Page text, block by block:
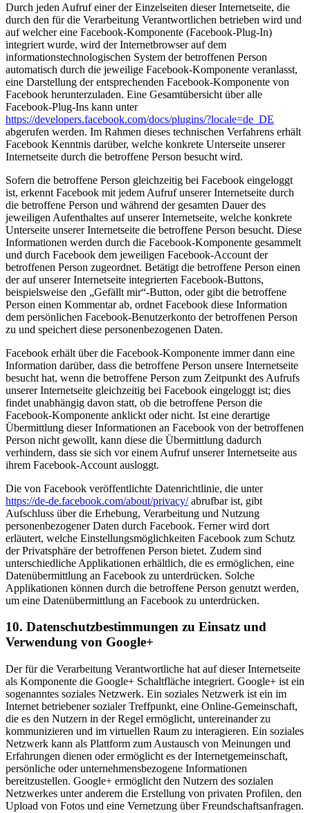
Durch jeden Aufruf einer der Einzelseiten dieser Internetseite, die
durch den für die Verarbeitung Verantwortlichen betrieben wird und
auf welcher eine Facebook-Komponente (Facebook-Plug-In)
integriert wurde, wird der Internetbrowser auf dem
informationstechnologischen System der betroffenen Person
automatisch durch die jeweilige Facebook-Komponente veranlasst,
eine Darstellung der entsprechenden Facebook-Komponente von
Facebook herunterzuladen. Eine Gesamtübersicht über alle
Facebook-Plug-Ins kann unter
https://developers.facebook.com/docs/plugins/?locale=de_DE
abgerufen werden. Im Rahmen dieses technischen Verfahrens erhält
Facebook Kenntnis darüber, welche konkrete Unterseite unserer
Internetseite durch die betroffene Person besucht wird.
Sofern die betroffene Person gleichzeitig bei Facebook eingeloggt
ist, erkennt Facebook mit jedem Aufruf unserer Internetseite durch
die betroffene Person und während der gesamten Dauer des
jeweiligen Aufenthaltes auf unserer Internetseite, welche konkrete
Unterseite unserer Internetseite die betroffene Person besucht. Diese
Informationen werden durch die Facebook-Komponente gesammelt
und durch Facebook dem jeweiligen Facebook-Account der
betroffenen Person zugeordnet. Betätigt die betroffene Person einen
der auf unserer Internetseite integrierten Facebook-Buttons,
beispielsweise den „Gefällt mir“-Button, oder gibt die betroffene
Person einen Kommentar ab, ordnet Facebook diese Information
dem persönlichen Facebook-Benutzerkonto der betroffenen Person
zu und speichert diese personenbezogenen Daten.
Facebook erhält über die Facebook-Komponente immer dann eine
Information darüber, dass die betroffene Person unsere Internetseite
besucht hat, wenn die betroffene Person zum Zeitpunkt des Aufrufs
unserer Internetseite gleichzeitig bei Facebook eingeloggt ist; dies
findet unabhängig davon statt, ob die betroffene Person die
Facebook-Komponente anklickt oder nicht. Ist eine derartige
Übermittlung dieser Informationen an Facebook von der betroffenen
Person nicht gewollt, kann diese die Übermittlung dadurch
verhindern, dass sie sich vor einem Aufruf unserer Internetseite aus
ihrem Facebook-Account ausloggt.
Die von Facebook veröffentlichte Datenrichtlinie, die unter
https://de-de.facebook.com/about/privacy/abrufbar ist, gibt
Aufschluss über die Erhebung, Verarbeitung und Nutzung
personenbezogener Daten durch Facebook. Ferner wird dort
erläutert, welche Einstellungsmöglichkeiten Facebook zum Schutz
der Privatsphäre der betroffenen Person bietet. Zudem sind
unterschiedliche Applikationen erhältlich, die es ermöglichen, eine
Datenübermittlung an Facebook zu unterdrücken. Solche
Applikationen können durch die betroffene Person genutzt werden,
um eine Datenübermittlung an Facebook zu unterdrücken.
10. Datenschutzbestimmungen zu Einsatz und
Verwendung von Google+
Der für die Verarbeitung Verantwortliche hat auf dieser Internetseite
als Komponente die Google+ Schaltfläche integriert. Google+ ist ein
sogenanntes soziales Netzwerk. Ein soziales Netzwerk ist ein im
Internet betriebener sozialer Treffpunkt, eine Online-Gemeinschaft,
die es den Nutzern in der Regel ermöglicht, untereinander zu
kommunizieren und im virtuellen Raum zu interagieren. Ein soziales
Netzwerk kann als Plattform zum Austausch von Meinungen und
Erfahrungen dienen oder ermöglicht es der Internetgemeinschaft,
persönliche oder unternehmensbezogene Informationen
bereitzustellen. Google+ ermöglicht den Nutzern des sozialen
Netzwerkes unter anderem die Erstellung von privaten Profilen, den
Upload von Fotos und eine Vernetzung über Freundschaftsanfragen.